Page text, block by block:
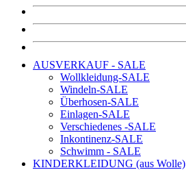
AUSVERKAUF - SALE
Wollkleidung-SALE
Windeln-SALE
Überhosen-SALE
Einlagen-SALE
Verschiedenes -SALE
Inkontinenz-SALE
Schwimm - SALE
KINDERKLEIDUNG (aus Wolle)